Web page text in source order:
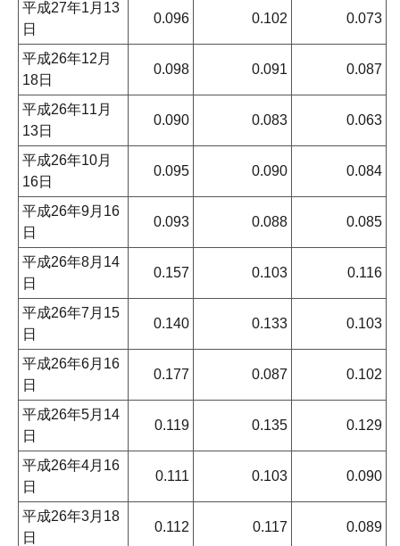
平成27年1月13
日
0.096 0.102 0.073
平成26年12月
18日
0.098 0.091 0.087
平成26年11月
13日
0.090 0.083 0.063
平成26年10月
16日
0.095 0.090 0.084
平成26年9月16
日
0.093 0.088 0.085
平成26年8月14
日
0.157 0.103 0.116
平成26年7月15
日
0.140 0.133 0.103
平成26年6月16
日
0.177 0.087 0.102
平成26年5月14
日
0.119 0.135 0.129
平成26年4月16
日
0.111 0.103 0.090
平成26年3月18
日
0.112 0.117 0.089